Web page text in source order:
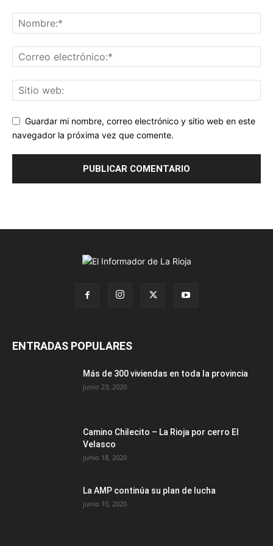
Guardar mi nombre, correo electrónico y sitio web en este
navegador la próxima vez que comente.
ENTRADAS POPULARES
Más de 300 viviendas en toda la provincia
junio 23, 2020
Camino Chilecito – La Rioja por cerro El
Velasco
junio 18, 2020
La AMP continúa su plan de lucha
junio 10, 2020